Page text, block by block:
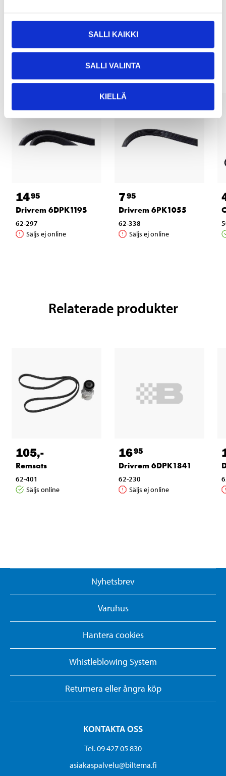
SALLI KAIKKI
SALLI VALINTA
KIELLÄ
Andra kunder köpte också
1495
Drivrem 6DPK1195
62-297
Säljs ej online
795
Drivrem 6PK1055
62-338
Säljs ej online
Relaterade produkter
105,-
Remsats
62-401
Säljs online
1695
Drivrem 6DPK1841
62-230
Säljs ej online
Nyhetsbrev
Varuhus
Hantera cookies
Whistleblowing System
Returnera eller ångra köp
KONTAKTA OSS
Tel. 09 427 05 830
asiakaspalvelu@biltema.fi